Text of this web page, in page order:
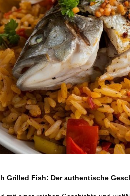
Grilled Fish: Der authentische